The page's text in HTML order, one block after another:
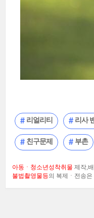
리얼리티 리사
친구문제 부촌
아동ㆍ청소년성착취물 제작,
불법촬영물등의 복제ㆍ전송은